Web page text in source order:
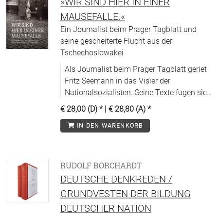
MAUSEFALLE.«
Ein Journalist beim Prager Tagblatt und
seine gescheiterte Flucht aus der
Tschechoslowakei
Als Journalist beim Prager Tagblatt geriet
Fritz Seemann in das Visier der
Nationalsozialisten. Seine Texte fügen sich
zu einem Panorama der 1930er Jahre.
€ 28,00 (D) * | € 28,80 (A) *
IN DEN WARENKORB
RUDOLF BORCHARDT
DEUTSCHE DENKREDEN /
GRUNDVESTEN DER BILDUNG
DEUTSCHER NATION